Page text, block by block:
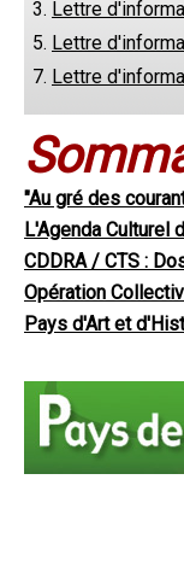
3. Lettre
5. Lettre
7. Lettre
"Au gré des
L'Agenda Culturel
CDDRA / CTS :
Opération
Pays d'Art et